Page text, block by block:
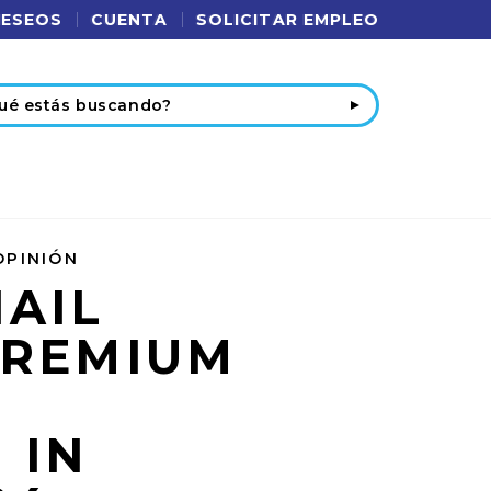
CUENTA SOLICITAR EMPLEO
IN